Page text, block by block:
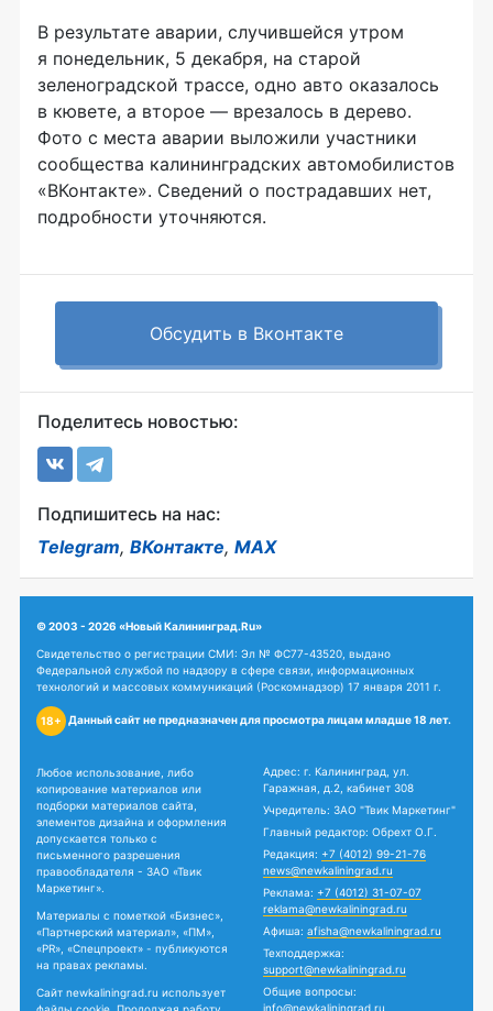
В результате аварии, случившейся утром
я понедельник, 5 декабря, на старой
зеленоградской трассе, одно авто оказалось
в кювете, а второе — врезалось в дерево.
Фото с места аварии выложили участники
сообщества калининградских автомобилистов
«ВКонтакте». Сведений о пострадавших нет,
подробности уточняются.
Обсудить в Вконтакте
Поделитесь новостью:
Подпишитесь на нас:
Telegram, ВКонтакте, MAX
© 2003 - 2026 «Новый Калининград.Ru»
Свидетельство о регистрации СМИ: Эл № ФС77-43520, выдано
Федеральной службой по надзору в сфере связи, информационных
технологий и массовых коммуникаций (Роскомнадзор) 17 января 2011 г.
18+ Данный сайт не предназначен для просмотра лицам младше 18 лет.
Любое использование, либо
копирование материалов или
подборки материалов сайта,
элементов дизайна и оформления
допускается только с
письменного разрешения
правообладателя - ЗАО «Твик
Маркетинг».
Материалы с пометкой «Бизнес»,
«Партнерский материал», «ПМ»,
«PR», «Спецпроект» - публикуются
на правах рекламы.
Сайт newkaliningrad.ru использует
Адрес: г. Калининград, ул.
Гаражная, д.2, кабинет 308
Учредитель: ЗАО "Твик Маркетинг"
Главный редактор: Обрехт О.Г.
Редакция: +7 (4012) 99-21-76
news@newkaliningrad.ru
Реклама: +7 (4012) 31-07-07
reklama@newkaliningrad.ru
Афиша: afisha@newkaliningrad.ru
Техподдержка:
support@newkaliningrad.ru
Общие вопросы:
info@newkaliningrad.ru